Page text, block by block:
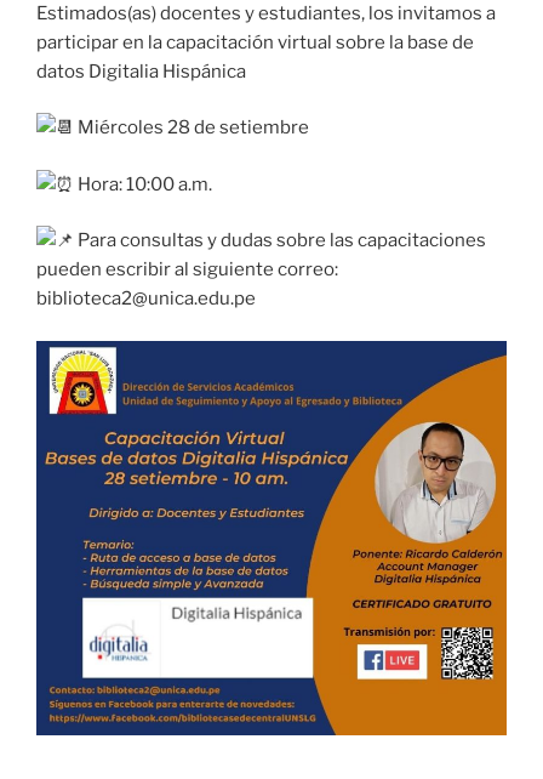
Estimados(as) docentes y estudiantes, los invitamos a
participar en la capacitación virtual sobre la base de
datos Digitalia Hispánica
Miércoles 28 de setiembre
Hora: 10:00 a.m.
Para consultas y dudas sobre las capacitaciones
pueden escribir al siguiente correo:
biblioteca2@unica.edu.pe